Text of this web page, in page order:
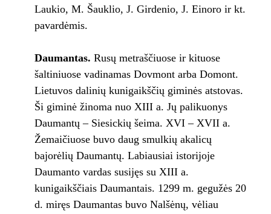
Laukio, M. Šauklio, J. Girdenio, J. Einoro ir kt.
pavardėmis.
Daumantas. Rusų metraščiuose ir kituose
šaltiniuose vadinamas Dovmont arba Domont.
Lietuvos dalinių kunigaikščių giminės atstovas.
Ši giminė žinoma nuo XIII a. Jų palikuonys
Daumantų – Siesickių šeima. XVI – XVII a.
Žemaičiuose buvo daug smulkių akalicų
bajorėlių Daumantų. Labiausiai istorijoje
Daumanto vardas susijęs su XIII a.
kunigaikščiais Daumantais. 1299 m. gegužės 20
d. miręs Daumantas buvo Nalšėnų, vėliau